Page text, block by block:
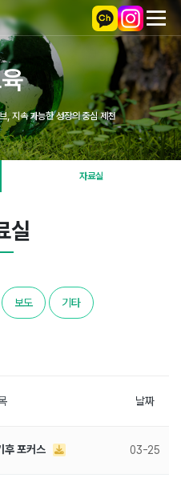
, 지속 가능한 성장의 중심 제천
자료실
실
보도 기타
날짜
후 포커스 03-25